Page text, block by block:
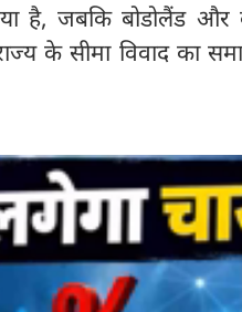
है, जबकि बोडोलैंड और
के सीमा विवाद का